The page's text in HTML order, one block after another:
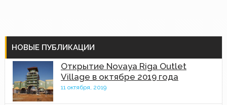
НОВЫЕ ПУБЛИКАЦИИ
Открытие Novaya Riga Outlet
Village в октябре 2019 года
11 октября, 2019